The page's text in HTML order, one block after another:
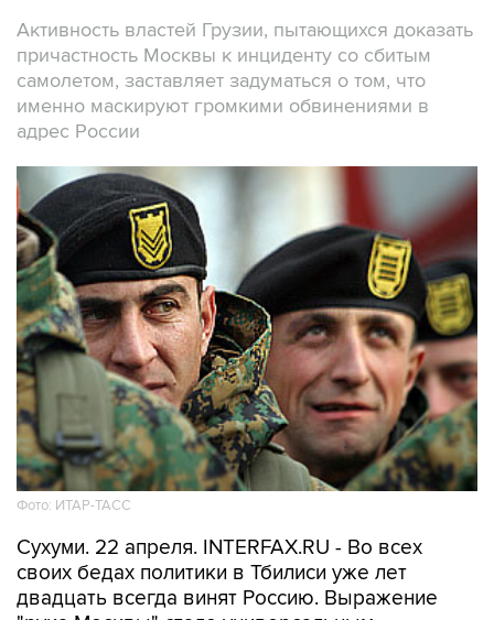
Активность властей Грузии, пытающихся доказать
причастность Москвы к инциденту со сбитым
самолетом, заставляет задуматься о том, что
именно маскируют громкими обвинениями в
адрес России
Фото: ИТАР-ТАСС
Сухуми. 22 апреля. INTERFAX.RU - Во всех
своих бедах политики в Тбилиси уже лет
двадцать всегда винят Россию. Выражение